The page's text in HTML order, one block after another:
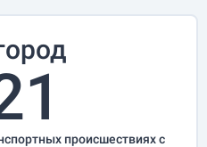
происшествиях с